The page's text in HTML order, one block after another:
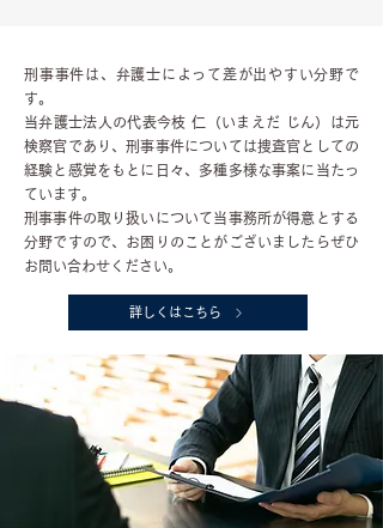
刑事事件は、弁護士によって差が出やすい分野で
す。
当弁護士法人の代表今枝 仁（いまえだ じん）は元
検察官であり、刑事事件については捜査官としての
経験と感覚をもとに日々、多種多様な事案に当たっ
ています。
刑事事件の取り扱いについて当事務所が得意とする
分野ですので、お困りのことがございましたらぜひ
お問い合わせください。
詳しくはこちら